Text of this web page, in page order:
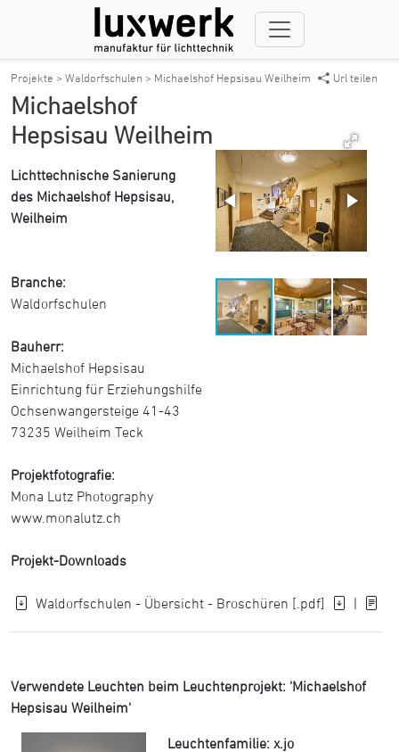
Projekte > Waldorfschulen > Michaelshof Hepsisau Weilheim Url teilen
Michaelshof
Hepsisau Weilheim
Lichttechnische Sanierung
des Michaelshof Hepsisau,
Weilheim
Branche:
Waldorfschulen
Bauherr:
Michaelshof Hepsisau
Einrichtung für Erziehungshilfe
Ochsenwangersteige 41-43
73235 Weilheim Teck
Projektfotografie:
Mona Lutz Photography
www.monalutz.ch
Projekt-Downloads
Waldorfschulen - Übersicht - Broschüren [.pdf] |
Verwendete Leuchten beim Leuchtenprojekt: 'Michaelshof
Hepsisau Weilheim'
Leuchtenfamilie: x.jo